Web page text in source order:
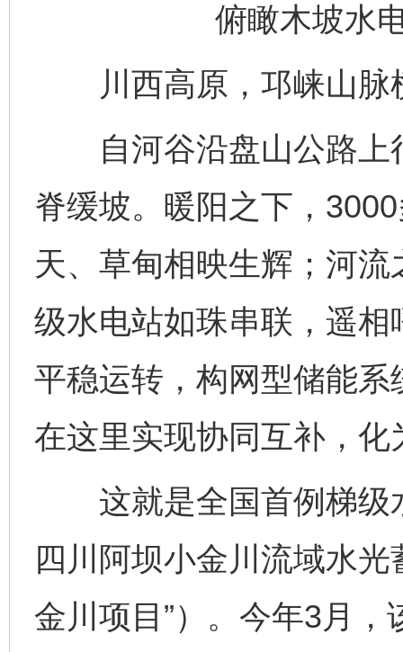
俯瞰木坡水
川西高原，邛崃山脉
自河谷沿盘山公路上
脊缓坡。暖阳之下，
天、草甸相映生辉；河
级水电站如珠串联，遥
平稳运转，构网型储能
在这里实现协同互补，
这就是全国首例梯级
四川阿坝小金川流域水
金川项目”）。今年3月，